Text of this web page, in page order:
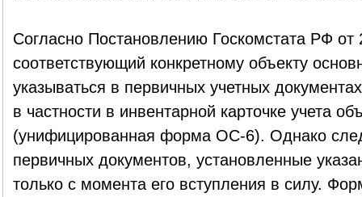
Согласно Постановлению Госкомстата РФ
соответствующий конкретному объекту
указываться в первичных учетных
в частности в инвентарной карточке учета
(унифицированная форма ОС-6). Однако
первичных документов, установленные
только с момента его вступления в силу.